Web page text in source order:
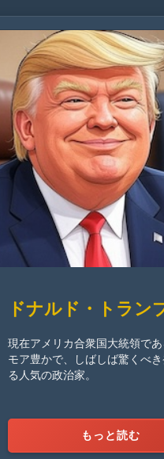
ドナルド・トラン
現在アメリカ合衆国大統領で
モア豊かで、しばしば驚くべ
る人気の政治家。
もっと読む